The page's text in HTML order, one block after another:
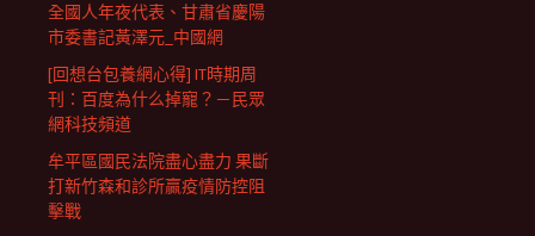
全國人年夜代表、甘肅省慶陽
市委書記黃澤元_中國網
[回想台包養網心得] IT時期周
刊：百度為什么掉寵？－民眾
網科技頻道
牟平區國民法院盡心盡力 果斷
打新竹森和診所贏疫情防控阻
擊戰